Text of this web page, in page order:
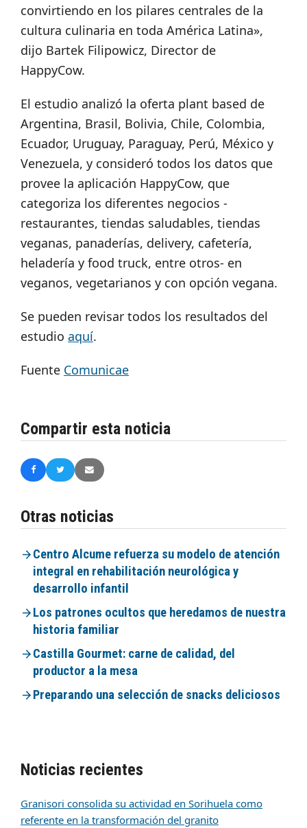
convirtiendo en los pilares centrales de la
cultura culinaria en toda América Latina»,
dijo Bartek Filipowicz, Director de
HappyCow.
El estudio analizó la oferta plant based de
Argentina, Brasil, Bolivia, Chile, Colombia,
Ecuador, Uruguay, Paraguay, Perú, México y
Venezuela, y consideró todos los datos que
provee la aplicación HappyCow, que
categoriza los diferentes negocios -
restaurantes, tiendas saludables, tiendas
veganas, panaderías, delivery, cafetería,
heladería y food truck, entre otros- en
veganos, vegetarianos y con opción vegana.
Se pueden revisar todos los resultados del
estudio aquí.
Fuente Comunicae
Compartir esta noticia
Otras noticias
Centro Alcume refuerza su modelo de atención
integral en rehabilitación neurológica y
desarrollo infantil
Los patrones ocultos que heredamos de nuestra
historia familiar
Castilla Gourmet: carne de calidad, del
productor a la mesa
Preparando una selección de snacks deliciosos
Noticias recientes
Granisori consolida su actividad en Sorihuela como
referente en la transformación del granito